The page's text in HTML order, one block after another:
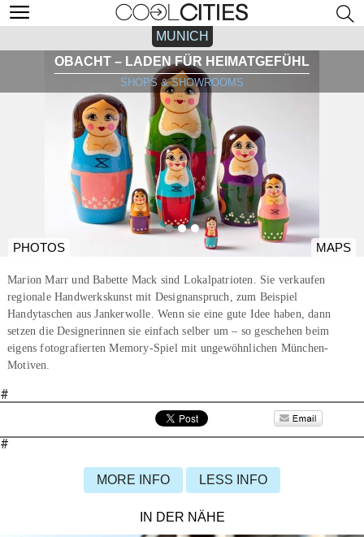
MUNICH
OBACHT – LADEN FÜR HEIMATGEFÜHL
SHOPS & SHOWROOMS
PHOTOS MAPS
Marion Marr und Babette Mack sind Lokalpatrioten. Sie verkaufen
regionale Handwerkskunst mit Designanspruch, zum Beispiel
Handytaschen aus Jankerwolle. Wenn sie eine gute Idee haben, dann
setzen die Designerinnen sie einfach selber um – so geschehen beim
eigens fotografierten Memory-Spiel mit ungewöhnlichen München-
Motiven.
#
#
MORE INFO LESS INFO
IN DER NÄHE